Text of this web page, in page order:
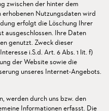
zwischen der hinter dem
erhobenen Nutzungsdaten wird
erfolgt die Löschung Ihrer
ausgeschlossen. Ihre Daten
genutzt. Zweck dieser
i.S.d. Art. 6 Abs. 1 lit. f)
der Website sowie die
unseres Internet-Angebots.
werden durch uns bzw. den
Informationen erfasst. Die